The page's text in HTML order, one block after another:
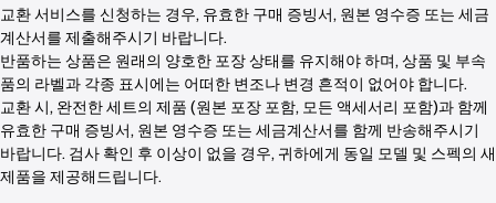
교환 서비스를 신청하는 경우, 유효한 구매 증빙서, 원본 영수증 또는 세금
계산서를 제출해주시기 바랍니다.
반품하는 상품은 원래의 양호한 포장 상태를 유지해야 하며, 상품 및 부속
품의 라벨과 각종 표시에는 어떠한 변조나 변경 흔적이 없어야 합니다.
교환 시, 완전한 세트의 제품 (원본 포장 포함, 모든 액세서리 포함)과 함께
유효한 구매 증빙서, 원본 영수증 또는 세금계산서를 함께 반송해주시기
바랍니다. 검사 확인 후 이상이 없을 경우, 귀하에게 동일 모델 및 스펙의 새
제품을 제공해드립니다.